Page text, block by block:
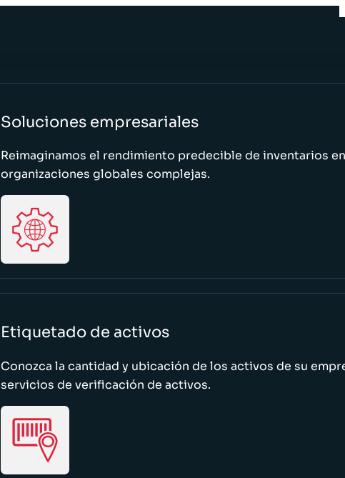
Soluciones empresariales
Reimaginamos el rendimiento predecible de inventarios en
organizaciones globales complejas.
Etiquetado de activos
Conozca la cantidad y ubicación de los activos de su
servicios de verificación de activos.